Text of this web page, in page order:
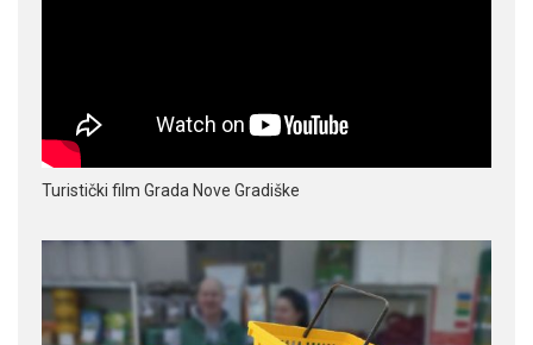
Turistički film Grada Nove Gradiške